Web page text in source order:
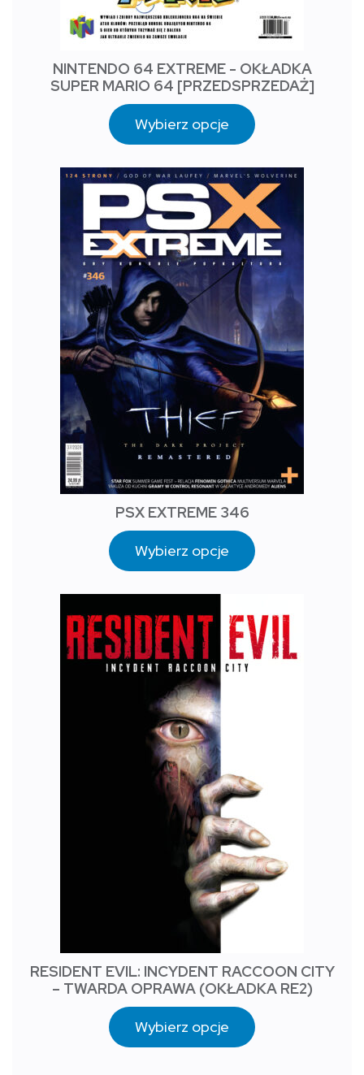
NINTENDO 64 EXTREME - OKŁADKA
SUPER MARIO 64 [PRZEDSPRZEDAŻ]
Wybierz opcje
PSX EXTREME 346
Wybierz opcje
RESIDENT EVIL: INCYDENT RACCOON CITY
– TWARDA OPRAWA (OKŁADKA RE2)
Wybierz opcje